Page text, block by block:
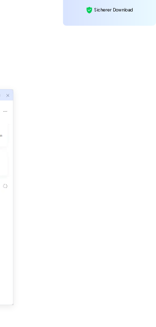
Sicherer Download